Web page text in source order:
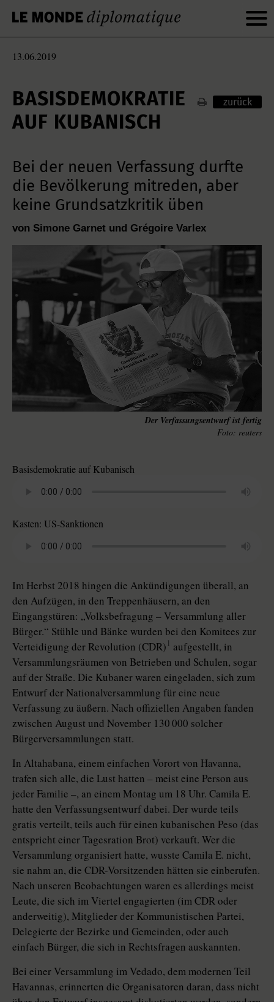
13.06.2019
BASISDEMOKRATIE
AUF KUBANISCH
zurück
Bei der neuen Verfassung durfte
die Bevölkerung mitreden, aber
keine Grundsatzkritik üben
von Simone Garnet und Grégoire Varlex
Der Verfassungsentwurf ist fertig
reuters
Basisdemokratie auf Kubanisch
Kasten: US-Sanktionen
Im Herbst 2018 hingen die Ankündigungen überall, an
den Aufzügen, in den Treppenhäusern, an den
Eingangstüren: „Volksbefragung – Versammlung aller
Bürger.“ Stühle und Bänke wurden bei den Komitees zur
Verteidigung der Revolution (CDR) 1 aufgestellt, in
Versammlungsräumen von Betrieben und Schulen, sogar
auf der Straße. Die Kubaner waren eingeladen, sich zum
Entwurf der Nationalversammlung für eine neue
Verfassung zu äußern. Nach offiziellen Angaben fanden
zwischen August und November 130 000 solcher
Bürgerversammlungen statt.
In Altahabana, einem einfachen Vor­ort von Havanna,
trafen sich alle, die Lust hatten – meist eine Person aus
jeder Familie –, an einem Montag um 18 Uhr. Camila E.
hatte den Verfassungsentwurf dabei. Der wurde teils
gratis verteilt, teils auch für einen kubanischen Peso (das
entspricht einer Tagesration Brot) verkauft. Wer die
Versammlung organisiert hatte, wusste Camila E. nicht,
sie nahm an, die CDR-Vorsitzenden hätten sie einberufen.
Nach unseren Beobachtungen waren es allerdings meist
Leute, die sich im Viertel engagierten (im CDR oder
anderweitig), Mitglieder der Kommunistischen Partei,
Delegierte der Bezirke und Gemeinden, oder auch
einfach Bürger, die sich in Rechtsfragen auskannten.
Bei einer Versammlung im Vedado, dem modernen Teil
Havannas, erinnerten die Organisatoren daran, dass nicht